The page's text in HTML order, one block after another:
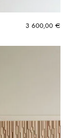
3 600,00 €